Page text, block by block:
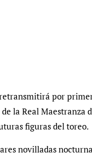
por
la Real Maestranza
figuras del toreo.
novilladas